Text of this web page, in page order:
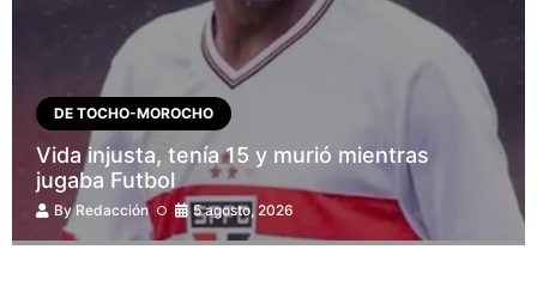
DE TOCHO-MOROCHO
Vida injusta, tenía 15 y murió mientras
jugaba Futbol
ByRedacción 5 agosto, 2026